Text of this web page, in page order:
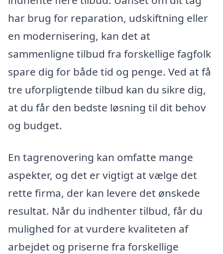
har brug for reparation, udskiftning eller
en modernisering, kan det at
sammenligne tilbud fra forskellige fagfolk
spare dig for både tid og penge. Ved at få
tre uforpligtende tilbud kan du sikre dig,
at du får den bedste løsning til dit behov
og budget.
En tagrenovering kan omfatte mange
aspekter, og det er vigtigt at vælge det
rette firma, der kan levere det ønskede
resultat. Når du indhenter tilbud, får du
mulighed for at vurdere kvaliteten af
arbejdet og priserne fra forskellige